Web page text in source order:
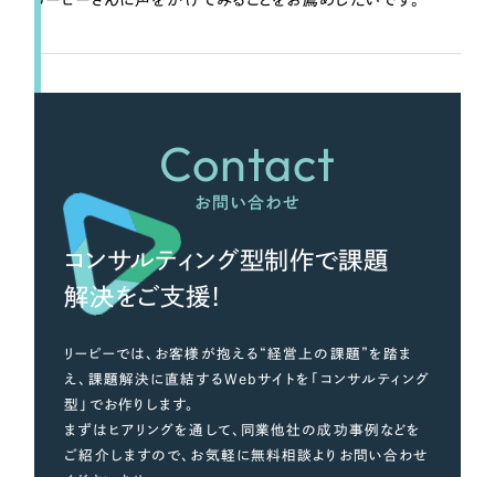
Contact
お問い合わせ
コンサルティング型制作で課題
解決をご支援！
リーピーでは、お客様が抱える“経営上の課題”を踏ま
え、課題解決に直結するWebサイトを「コンサルティング
型」でお作りします。
まずはヒアリングを通して、同業他社の成功事例などを
ご紹介しますので、お気軽に無料相談よりお問い合わせ